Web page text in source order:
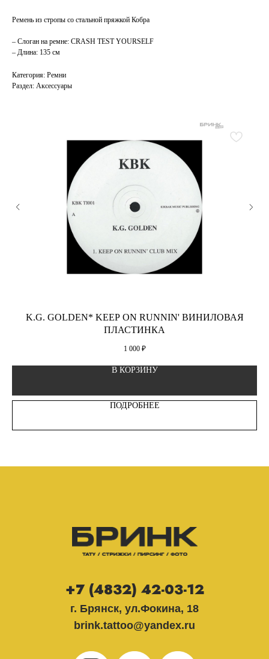
Ремень из стропы со стальной пряжкой Кобра
– Слоган на ремне: CRASH TEST YOURSELF
– Длина: 135 см
Категория: Ремни
Раздел: Аксессуары
K.G. GOLDEN* KEEP ON RUNNIN' ВИНИЛОВАЯ
ПЛАСТИНКА
1 000 ₽
В КОРЗИНУ
ПОДРОБНЕЕ
г. Брянск, ул.Фокина, 18
brink.tattoo@yandex.ru
+7 (4832) 42-03-12